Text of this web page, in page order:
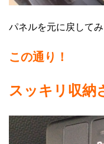
パネルを元に戻してみ
この通り！
スッキリ収納